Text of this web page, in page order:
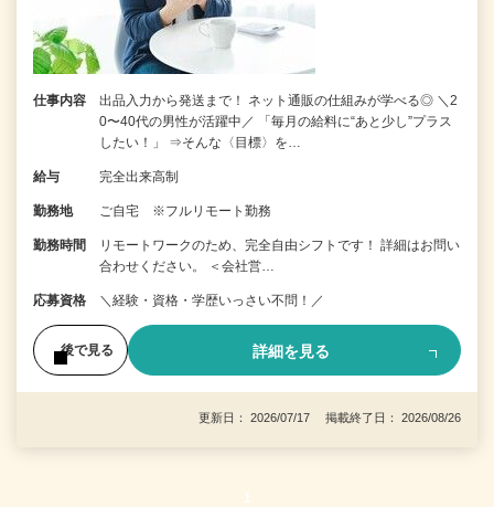
仕事内容
出品入力から発送まで！ ネット通販の仕組みが学べる◎ ＼2
0〜40代の男性が活躍中／ 「毎月の給料に“あと少し”プラス
したい！」 ⇒そんな〈目標〉を…
給与 完全出来高制
勤務地 ご自宅 ※フルリモート勤務
勤務時間
リモートワークのため、完全自由シフトです！ 詳細はお問い
合わせください。 ＜会社営…
応募資格 ＼経験・資格・学歴いっさい不問！／
後で見る 詳細を見る
更新日： 2026/07/17 掲載終了日： 2026/08/26
1